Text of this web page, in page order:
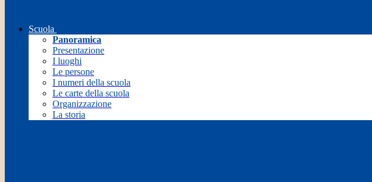
Scuola
Panoramica
Presentazione
I luoghi
Le persone
I numeri della scuola
Le carte della scuola
Organizzazione
La storia